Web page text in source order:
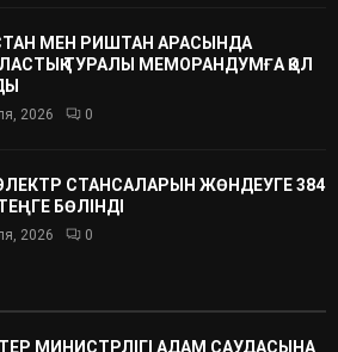
МЕН РИШТАН АРАСЫНДА
ТУРАЛЫ МЕМОРАНДУМҒА ҚОЛ
2026 0
СТАНСАЛАРЫН ЖӨНДЕУГЕ 384
БӨЛІНДІ
2026 0
МИНИСТРЛІГІ АДАМ САУДАСЫНА